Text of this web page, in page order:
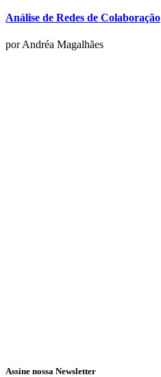
Análise de Redes de Colaboração
por Andréa Magalhães
Assine nossa Newsletter